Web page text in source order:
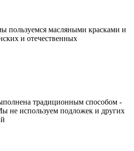
пользуемся масляными красками и
и отечественных
традиционным способом -
не используем подложек и других